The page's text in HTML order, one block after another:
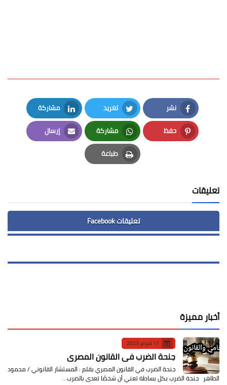
نشر
Facebook
تغريد
Twitter
مشاركة
LinkedIn
حفظ
Pinterest
مشاركة
Whatsapp
إرسال
Email
طباعة
Print
تعليقات
تعليقات Facebook
أخبار مميزة
17 فبراير 2023
جنحة الضرب في القانون المصري
جنحة الضرب في القانون المصري بقلم : المستشار القانوني / محمود
الطاهر جنحة الضرب بكل بساطة تعني أن شخصًا تعدى بالضرب…